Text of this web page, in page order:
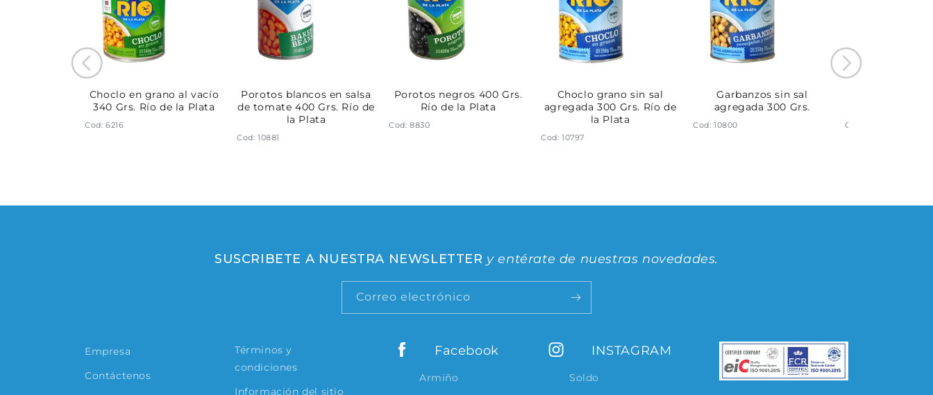
Choclo en grano al vacío
340 Grs. Río de la Plata
Cod: 6216
Porotos blancos en salsa
de tomate 400 Grs. Río de
la Plata
Cod: 10881
Porotos negros 400 Grs.
Río de la Plata
Cod: 8830
Choclo grano sin sal
agregada 300 Grs. Río de
la Plata
Cod: 10797
Garbanzos sin sal
agregada 300 Grs.
Cod: 10800 Cod: 10799
Empresa
Contáctenos
Términos y
condiciones
Información del sitio
Facebook
Armiño
INSTAGRAM
Soldo
SUSCRIBETE A NUESTRA NEWSLETTER y entérate de nuestras novedades.
Correo electrónico